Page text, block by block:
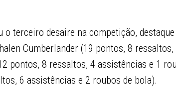
o terceiro desaire na competição,
Cumberlander (19 pontos, 8
pontos, 8 ressaltos, 4 assistências e 1
6 assistências e 2 roubos de bola).